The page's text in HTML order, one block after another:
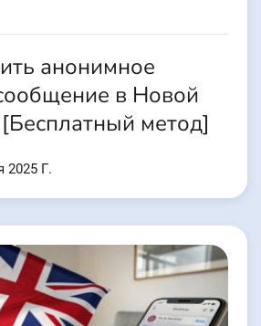
анонимное
в Новой
метод]
2025 Г.